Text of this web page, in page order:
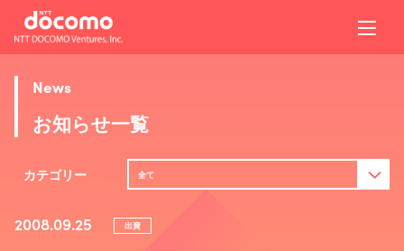
News
お知らせ一覧
カテゴリー 全て
2008.09.25 出資